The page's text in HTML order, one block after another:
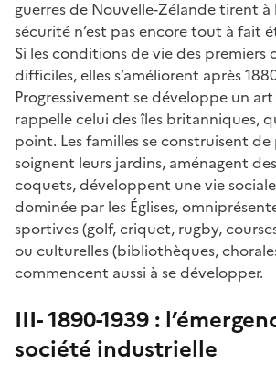
guerres de Nouvelle-Zélande tirent à
sécurité n’est pas encore tout à fait
Si les conditions de vie des premiers
difficiles, elles s’améliorent après
Progressivement se développe un
rappelle celui des îles britanniques,
point. Les familles se construisent
soignent leurs jardins, aménagent
coquets, développent une vie
dominée par les Églises,
sportives (golf, criquet, rugby,
ou culturelles (bibliothèques,
commencent aussi à se développer.
III- 1890-1939 :
société industrielle